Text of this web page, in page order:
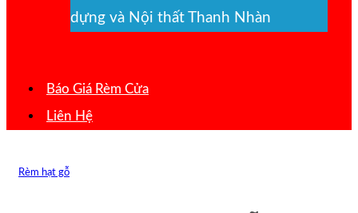
dựng và Nội thất Thanh Nhàn
Báo Giá Rèm Cửa
Liên Hệ
Rèm hạt gỗ